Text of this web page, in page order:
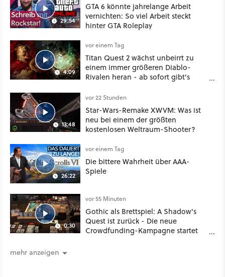
29:54
GTA 6 könnte jahrelange Arbeit
vernichten: So viel Arbeit steckt
hinter GTA Roleplay
4:09
vor einem Tag
Titan Quest 2 wächst unbeirrt zu
einem immer größeren Diablo-
Rivalen heran - ab sofort gibt's
Klasse
13:48
vor 22 Stunden
Star-Wars-Remake XWVM: Was ist
neu bei einem der größten
kostenlosen Weltraum-Shooter?
26:22
vor einem Tag
Die bittere Wahrheit über AAA-
Spiele
0:30
vor 55 Minuten
Gothic als Brettspiel: A Shadow's
Quest ist zurück - Die neue
Crowdfunding-Kampagne startet
mehr anzeigen